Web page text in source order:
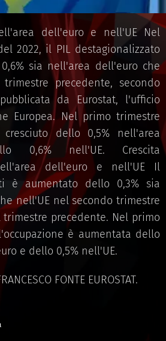
dell'euro e nell'UE Nel
2022, il PIL destagionalizzato
sia nell'area dell'euro che
precedente, secondo
da Eurostat, l'ufficio
Europea. Nel primo trimestre
dello 0,5% nell'area
0,6% nell'UE. Crescita
dell'euro e nell'UE Il
è aumentato dello 0,3% sia
nell'UE nel secondo trimestre
precedente. Nel primo
è aumentata dello
e dello 0,5% nell'UE.
FONTE EUROSTAT.